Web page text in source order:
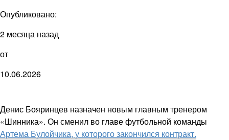
Опубликовано:
2 месяца назад
от
10.06.2026
Денис Бояринцев назначен новым главным тренером
«Шинника». Он сменил во главе футбольной команды
Артема Булойчика, у которого закончился контракт.